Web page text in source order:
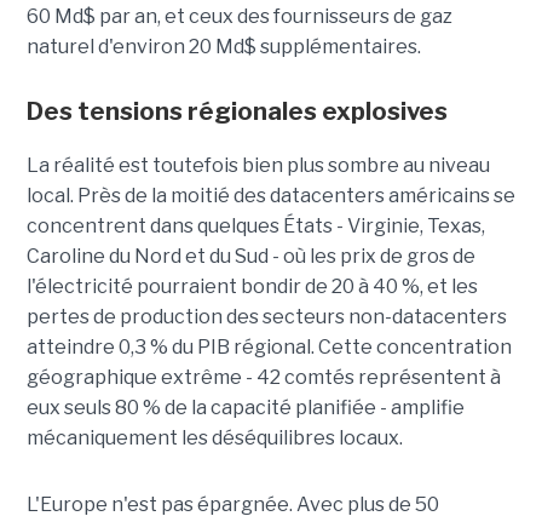
60 Md$ par an, et ceux des fournisseurs de gaz
naturel d'environ 20 Md$ supplémentaires.
Des tensions régionales explosives
La réalité est toutefois bien plus sombre au niveau
local. Près de la moitié des datacenters américains se
concentrent dans quelques États - Virginie, Texas,
Caroline du Nord et du Sud - où les prix de gros de
l'électricité pourraient bondir de 20 à 40 %, et les
pertes de production des secteurs non-datacenters
atteindre 0,3 % du PIB régional. Cette concentration
géographique extrême - 42 comtés représentent à
eux seuls 80 % de la capacité planifiée - amplifie
mécaniquement les déséquilibres locaux.
L'Europe n'est pas épargnée. Avec plus de 50